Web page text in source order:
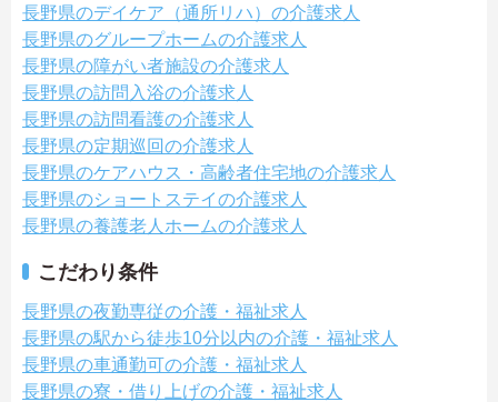
長野県のデイケア（通所リハ）の介護求人
長野県のグループホームの介護求人
長野県の障がい者施設の介護求人
長野県の訪問入浴の介護求人
長野県の訪問看護の介護求人
長野県の定期巡回の介護求人
長野県のケアハウス・高齢者住宅地の介護求人
長野県のショートステイの介護求人
長野県の養護老人ホームの介護求人
こだわり条件
長野県の夜勤専従の介護・福祉求人
長野県の駅から徒歩10分以内の介護・福祉求人
長野県の車通勤可の介護・福祉求人
長野県の寮・借り上げの介護・福祉求人